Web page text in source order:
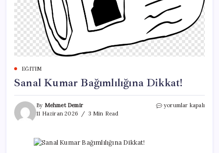
EĞITIM
Sanal Kumar Bağımlılığına Dikkat!
By Mehmet Demir
11 Haziran 2026
3 Min Read
Sanal
yorumlar kapalı